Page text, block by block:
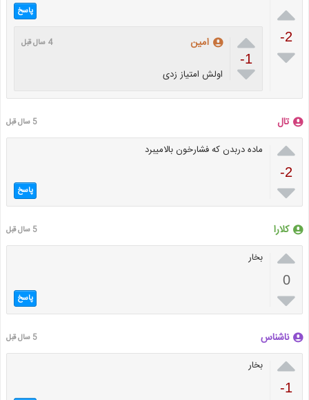

-2

پاسخ

-1

امین 4 سال قبل
اولش امتیاز زدی
تال 5 سال قبل

-2

ماده دربدن که فشارخون بالامیبرد
پاسخ
کلارا 5 سال قبل

0

بخار
پاسخ
ناشناس 5 سال قبل

-1
بخار